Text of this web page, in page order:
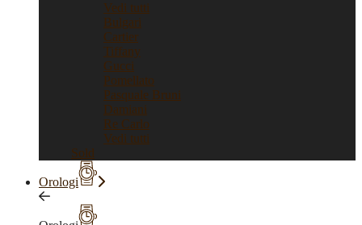
Vedi tutti
Bulgari
Cartier
Tiffany
Gucci
Pomellato
Pasquale Bruni
Damiani
Re Carlo
Vedi tutti
Sold
Orologi